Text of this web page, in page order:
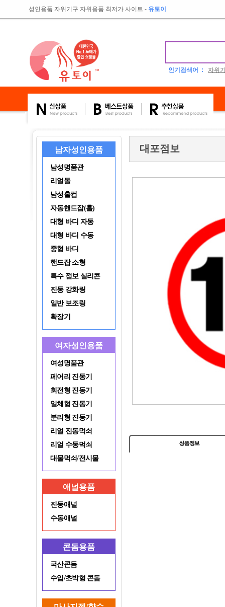
성인용품 자위기구 자위용품 최저가 사이트 - 유토이
인기검색어 : 자위
남자성인용품
남성명품관
리얼돌
남성홀컵
자동핸드잡(홀)
대형 바디 자동
대형 바디 수동
중형 바디
핸드잡 소형
특수 점보 실리콘
진동 강화링
일반 보조링
확장기
여자성인용품
여성명품관
페어리 진동기
회전형 진동기
일체형 진동기
분리형 진동기
리얼 진동먹쇠
리얼 수동먹쇠
대물먹쇠/전시물
애널용품
진동애널
수동애널
콘돔용품
국산콘돔
수입/초박형 콘돔
대포점보